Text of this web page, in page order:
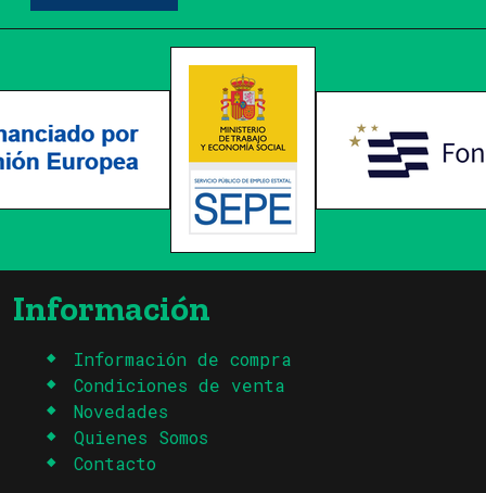
Información
Información de compra
Condiciones de venta
Novedades
Quienes Somos
Contacto